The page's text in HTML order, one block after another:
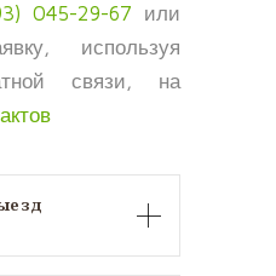
045-29-67 или
используя
связи, на